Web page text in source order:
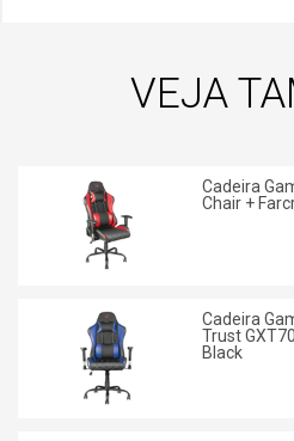
VEJA
Cadeira
Chair +
Cadeira
Trust
Black